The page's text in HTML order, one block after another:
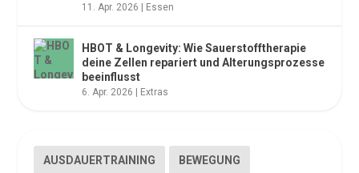
11. Apr. 2026 Essen
HBOT & Longevity: Wie Sauerstofftherapie
deine Zellen repariert und Alterungsprozesse
beeinflusst
6. Apr. 2026 Extras
AUSDAUERTRAINING BEWEGUNG